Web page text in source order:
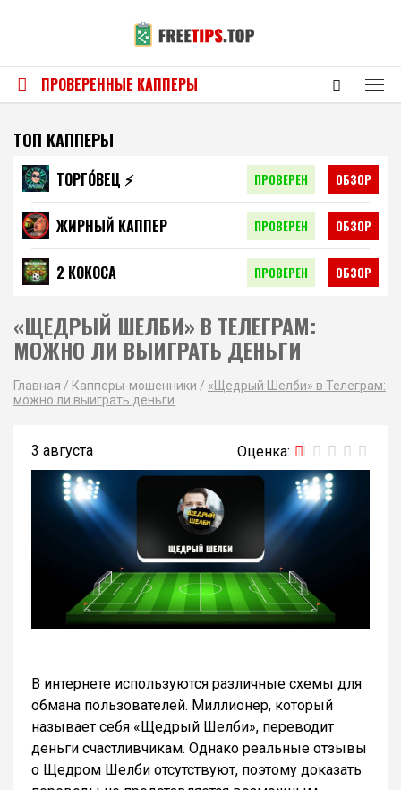
ПРОВЕРЕННЫЕ КАППЕРЫ
ТОП КАППЕРЫ
ТОРГО́ВЕЦ ⚡️ ПРОВЕРЕН ОБЗОР
ЖИРНЫЙ КАППЕР ПРОВЕРЕН ОБЗОР
2 КОКОСА ПРОВЕРЕН ОБЗОР
«ЩЕДРЫЙ ШЕЛБИ» В ТЕЛЕГРАМ:
МОЖНО ЛИ ВЫИГРАТЬ ДЕНЬГИ
Главная / Капперы-мошенники / «Щедрый Шелби» в Телеграм:
можно ли выиграть деньги
3 августа
В интернете используются различные схемы для
обмана пользователей. Миллионер, который
называет себя «Щедрый Шелби», переводит
деньги счастливчикам. Однако реальные отзывы
о Щедром Шелби отсутствуют, поэтому доказать